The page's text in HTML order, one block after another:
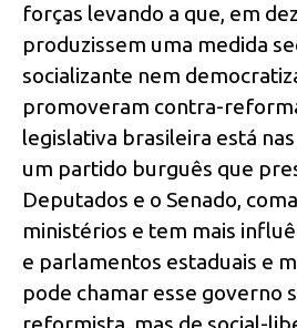
forças levando a que, em
produzissem uma medida
socializante nem
promoveram contra-
legislativa brasileira está
um partido burguês que
Deputados e o Senado,
ministérios e tem mais
e parlamentos estaduais e
pode chamar esse governo